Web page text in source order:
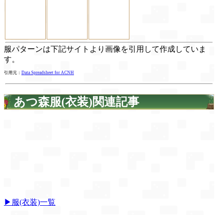
服パターンは下記サイトより画像を引用して作成していま
す。
引用元： Data Spreadsheet for ACNH
あつ森服(衣装)関連記事
▶服(衣装)一覧